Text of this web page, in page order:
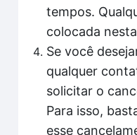
tempos.
colocada
Se você
qualquer
solicitar o
Para isso,
esse